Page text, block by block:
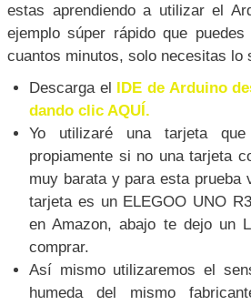
estas aprendiendo a utilizar el
ejemplo súper rápido que
cuantos minutos, solo necesitas lo
Descarga el IDE de Arduino
dando clic AQUÍ.
Yo utilizaré una tarjeta
propiamente si no una tarjeta
muy barata y para esta prueba
tarjeta es un ELEGOO UNO
en Amazon, abajo te dejo un
comprar.
Así mismo utilizaremos el
humeda del mismo